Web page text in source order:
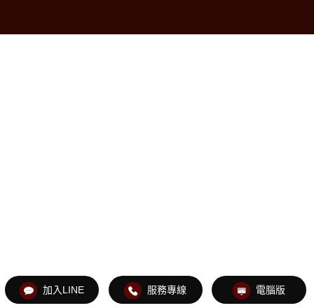
加入LINE 服務專線 電腦版